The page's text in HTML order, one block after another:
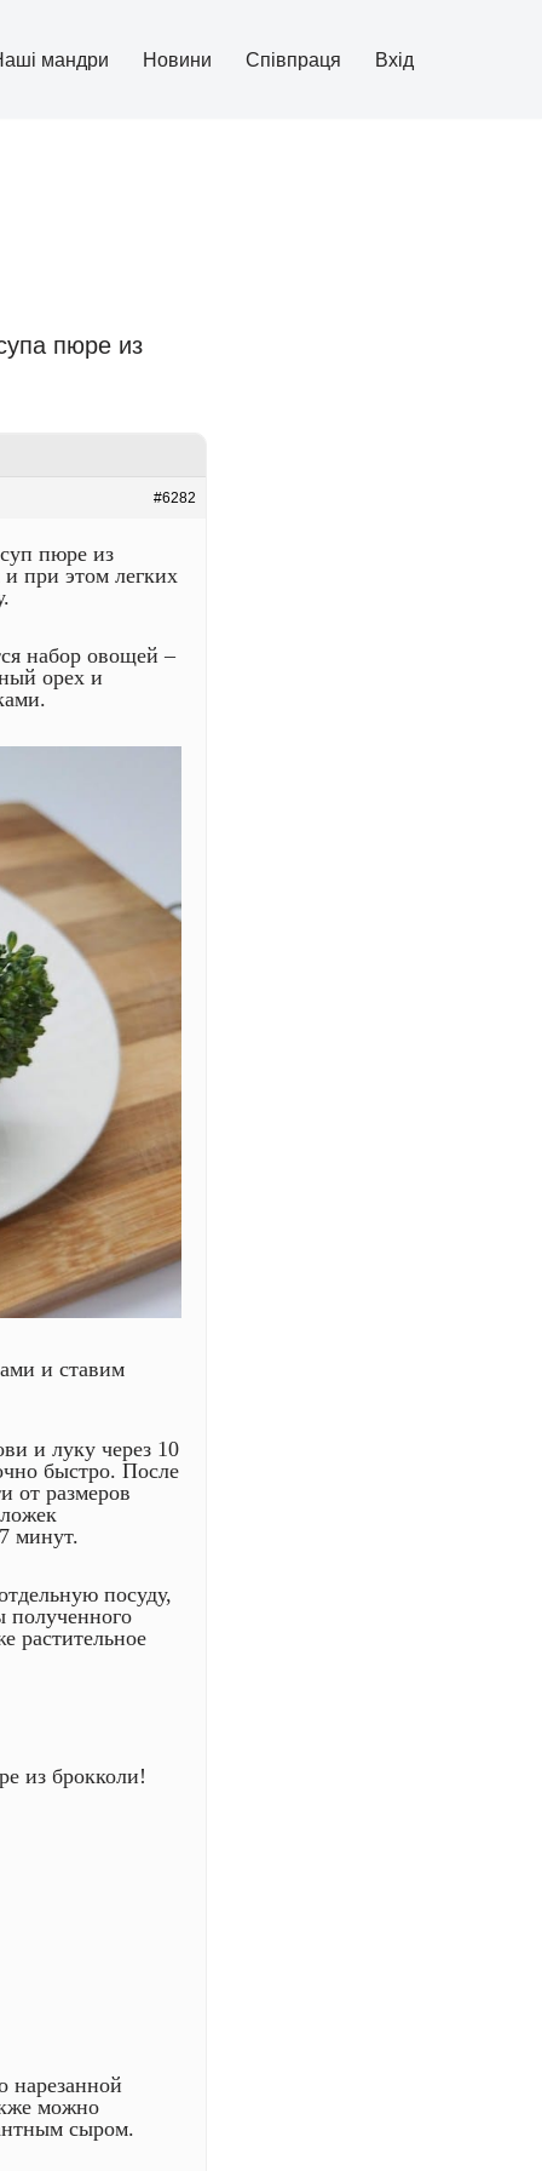
мандри Новини Співпраця Вхід
пюре из
#6282
пюре из
при этом легких
набор овощей –
орех и
и ставим
и луку через 10
быстро. После
от размеров
минут.
посуду,
полученного
растительное
из брокколи!
нарезанной
можно
сыром.